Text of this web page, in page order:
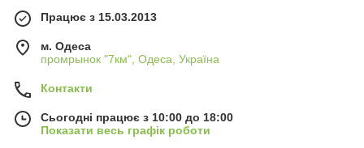
Працює з 15.03.2013
м. Одеса
промрынок "7км", Одеса, Україна
Контакти
Сьогодні працює з 10:00 до 18:00
Показати весь графік роботи